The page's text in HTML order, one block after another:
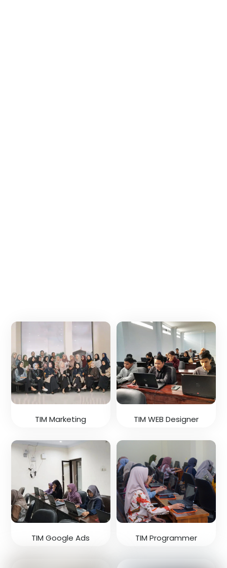
TIM Marketing TIM WEB Designer
TIM Google Ads TIM Programmer